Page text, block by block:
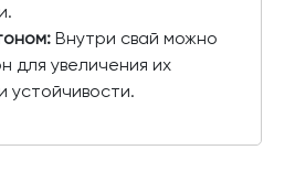
Внутри свай можно
для увеличения их
устойчивости.